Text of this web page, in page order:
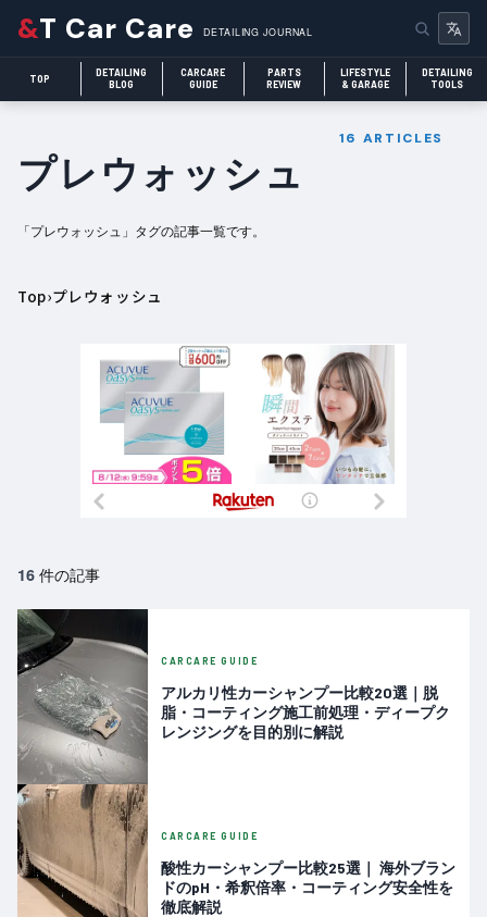
&T Car Care DETAILING JOURNAL
TOP
DETAILING
BLOG
CARCARE
GUIDE
PARTS
REVIEW
LIFESTYLE
& GARAGE
DETAILING
TOOLS
プレウォッシュ
「プレウォッシュ」タグの記事一覧です。
16 ARTICLES
Top›プレウォッシュ
16 件の記事
CARCARE GUIDE
アルカリ性カーシャンプー比較20選｜脱
脂・コーティング施工前処理・ディープク
レンジングを目的別に解説
CARCARE GUIDE
酸性カーシャンプー比較25選｜ 海外ブラン
ドのpH・希釈倍率・コーティング安全性を
徹底解説